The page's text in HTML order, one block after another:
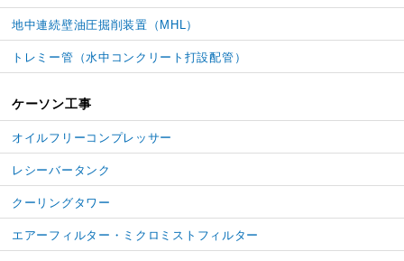
地中連続壁油圧掘削装置（MHL）
トレミー管 （水中コンクリート打設配管）
ケーソン工事
オイルフリーコンプレッサー
レシーバータンク
クーリングタワー
エアーフィルター・ ミクロミストフィルター